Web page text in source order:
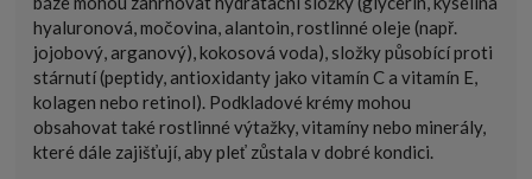
hyaluronová, močovina, alantoin, rostlinné oleje (např.
jojobový, arganový), kokosová voda), složky působící proti
stárnutí (peptidy, antioxidanty jako vitamín C a vitamín E,
kolagen nebo retinol). Podkladové krémy mohou
obsahovat také rostlinné výtažky, vitamíny nebo minerály,
které dále zajišťují, aby pleť zůstala v dobré kondici.